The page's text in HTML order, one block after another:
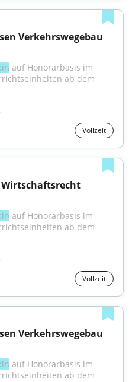
Verkehrswegebau
auf Honorarbasis im
ab dem
Vollzeit
Wirtschaftsrecht
auf Honorarbasis im
ab dem
Vollzeit
Verkehrswegebau
auf Honorarbasis im
ab dem